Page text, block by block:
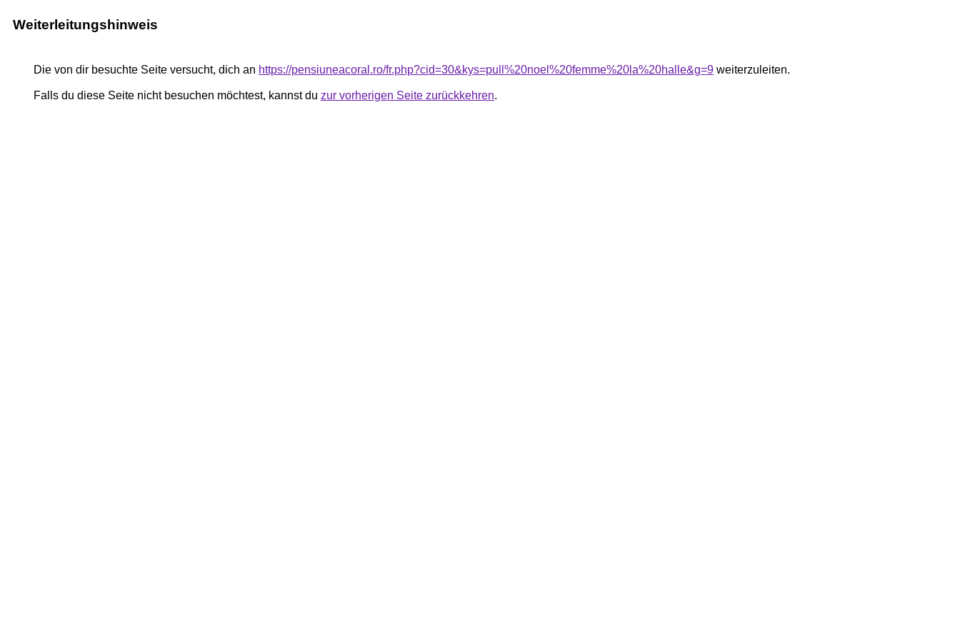
Weiterleitungshinweis
Die von dir besuchte Seite versucht, dich an https://pensiuneacoral.ro/fr.php?cid=30&kys=pull%20noel%20femme%20la%20halle&g=9 weiterzuleiten.
Falls du diese Seite nicht besuchen möchtest, kannst du zur vorherigen Seite zurückkehren.